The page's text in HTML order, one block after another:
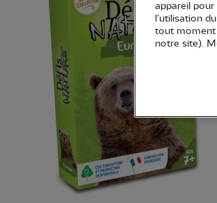
appareil pour
l’utilisation
tout moment
notre site).